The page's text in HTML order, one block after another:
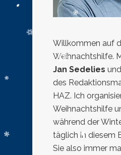
Willkommen auf
Weihnachtshilfe.
Jan Sedelies
des
HAZ. Ich
Weihnachtshilfe
während der
täglich in diesem
Sie also immer